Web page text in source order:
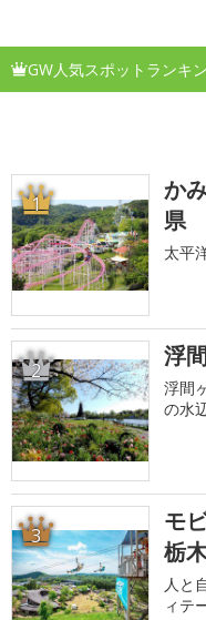
GW人気スポットランキ
1
か
県
太平
2 浮
浮間
の水
3
モ
栃
人と
ィテ